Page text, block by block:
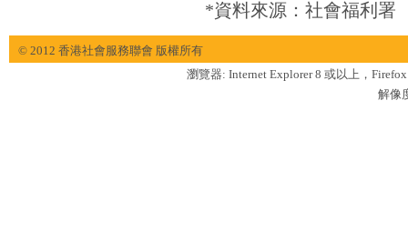
*資料來源：社會福利署
© 2012 香港社會服務聯會 版權所有
瀏覽器: Internet Explorer 8 或以上，
解像